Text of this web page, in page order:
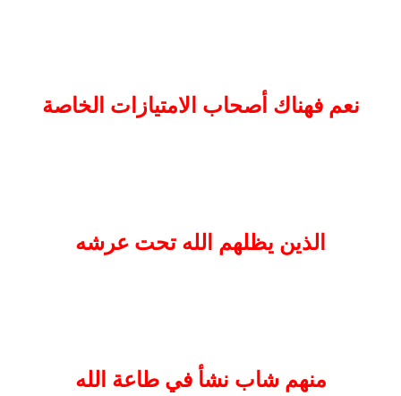
نعم فهناك أصحاب الامتيازات الخاصة
الذين يظلهم الله تحت عرشه
منهم شاب نشأ في طاعة الله